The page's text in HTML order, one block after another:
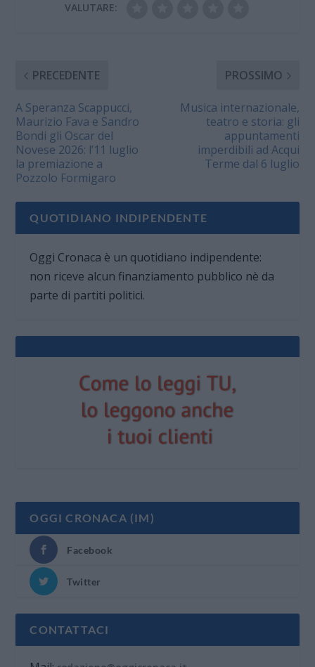
VALUTARE:
PRECEDENTE
A Speranza Scappucci,
Maurizio Fava e Sandro
Bondi gli Oscar del
Novese 2026: l’11 luglio
la premiazione a
Pozzolo Formigaro
PROSSIMO
Musica internazionale,
teatro e storia: gli
appuntamenti
imperdibili ad Acqui
Terme dal 6 luglio
QUOTIDIANO INDIPENDENTE
Oggi Cronaca è un quotidiano indipendente:
non riceve alcun finanziamento pubblico nè da
parte di partiti politici.
OGGI CRONACA (IM)
Facebook
Twitter
CONTATTACI